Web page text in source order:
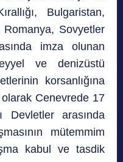
Bulgaristan,
Romanya, Sovyetler
imza olunan
ve denizüstü
korsanlığına
olarak Cenevrede 17
Devletler arasında
mütemmim
kabul ve tasdik